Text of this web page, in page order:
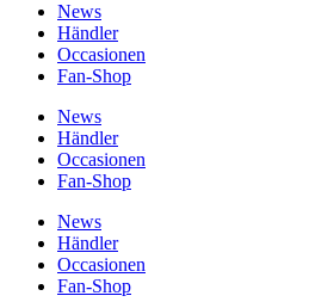
News
Händler
Occasionen
Fan-Shop
News
Händler
Occasionen
Fan-Shop
News
Händler
Occasionen
Fan-Shop